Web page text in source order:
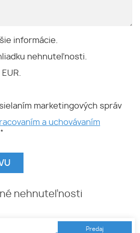
informácie.
nehnuteľnosti.
marketingových správ
a uchovávaním
*
nehnuteľnosti
Predaj